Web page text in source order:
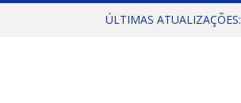
ÚLTIMAS ATUALIZAÇÕES: